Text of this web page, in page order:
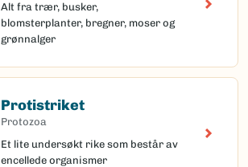
Alt fra trær, busker,
blomsterplanter, bregner, moser og
grønnalger
Protistriket
Protozoa
Et lite undersøkt rike som består av
encellede organismer